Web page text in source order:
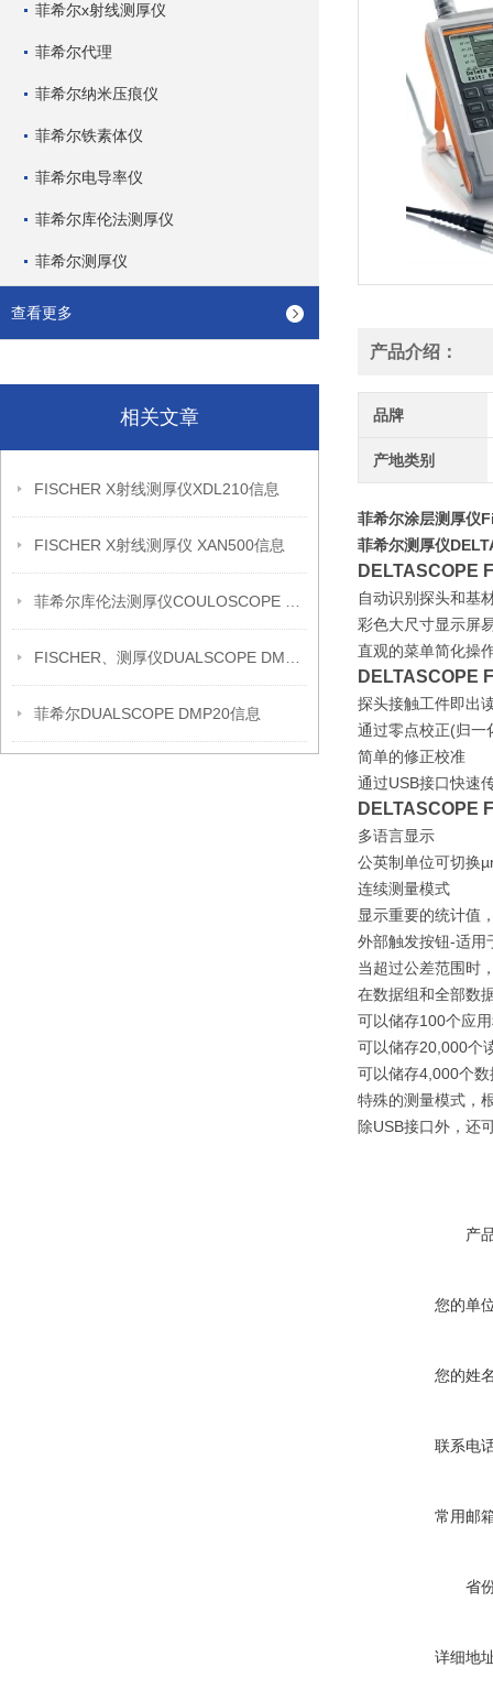
菲希尔x射线测厚仪
菲希尔代理
菲希尔纳米压痕仪
菲希尔铁素体仪
菲希尔电导率仪
菲希尔库伦法测厚仪
菲希尔测厚仪
查看更多
相关文章
FISCHER X射线测厚仪XDL210信息
FISCHER X射线测厚仪 XAN500信息
菲希尔DUALSCOPE DMP20信息
产品介绍：
品牌
产地类别
菲希尔涂层测厚仪
菲希尔测厚仪
DELTASCOPE
自动识别探头和基
彩色大尺寸显示屏
直观的菜单简化操
DELTASCOPE
探头接触工件即出
通过零点校正(归一
简单的修正校准
通过USB接口快速
DELTASCOPE
多语言显示
公英制单位可切换
连续测量模式
显示重要的统计值
外部触发按钮-适用
当超过公差范围时
在数据组和全部数
可以储存100个应
可以储存20,000个
可以储存4,000个数
特殊的测量模式，
除USB接口外，还
产
您的单
您的姓
联系电
常用邮
省
详细地